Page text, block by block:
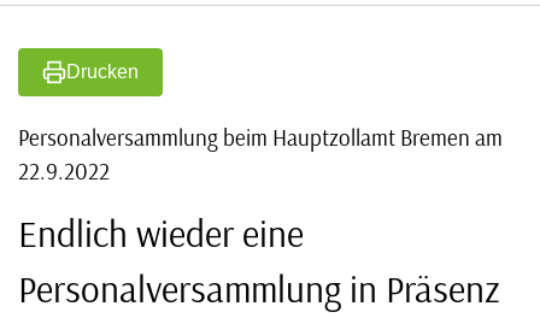
Drucken
Personalversammlung beim Hauptzollamt Bremen am
22.9.2022
Endlich wieder eine
Personalversammlung in Präsenz